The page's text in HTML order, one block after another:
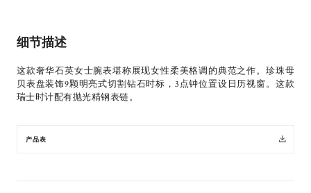
细节描述
这款奢华石英女士腕表堪称展现女性柔美格调的典范之作。珍珠母
贝表盘装饰9颗明亮式切割钻石时标，3点钟位置设日历视窗。这款
瑞士时计配有抛光精钢表链。
产品表